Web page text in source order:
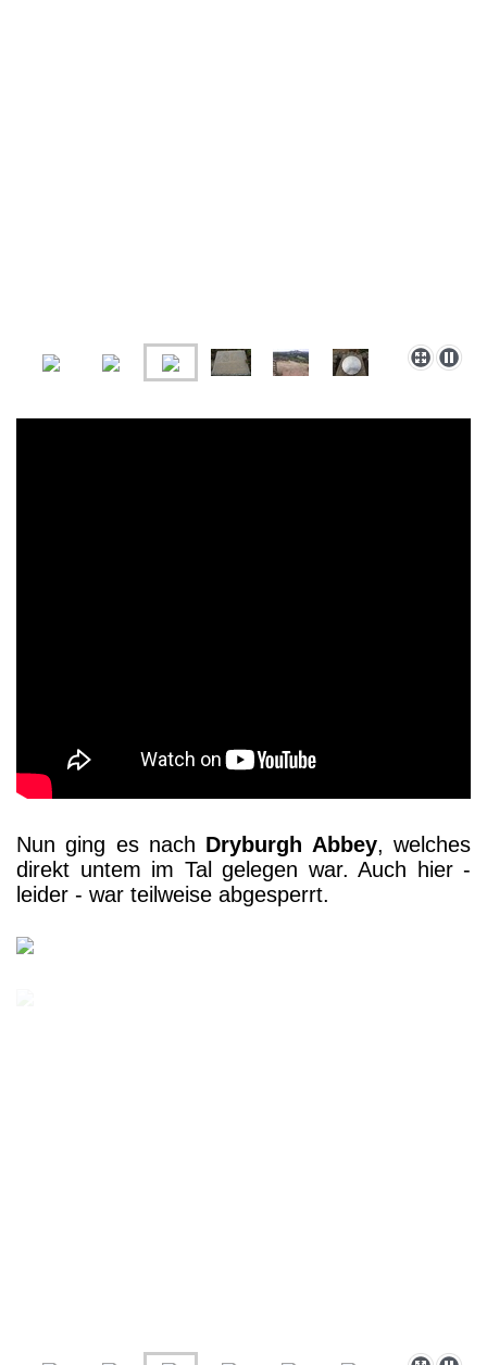
Nun ging es nach Dryburgh Abbey, welches
direkt untem im Tal gelegen war. Auch hier -
leider - war teilweise abgesperrt.